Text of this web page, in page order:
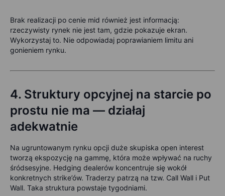
Brak realizacji po cenie mid również jest informacją:
rzeczywisty rynek nie jest tam, gdzie pokazuje ekran.
Wykorzystaj to. Nie odpowiadaj poprawianiem limitu ani
gonieniem rynku.
4. Struktury opcyjnej na starcie po
prostu nie ma — działaj
adekwatnie
Na ugruntowanym rynku opcji duże skupiska open interest
tworzą ekspozycję na gammę, która może wpływać na ruchy
śródsesyjne. Hedging dealerów koncentruje się wokół
konkretnych strike’ów. Traderzy patrzą na tzw. Call Wall i Put
Wall. Taka struktura powstaje tygodniami.